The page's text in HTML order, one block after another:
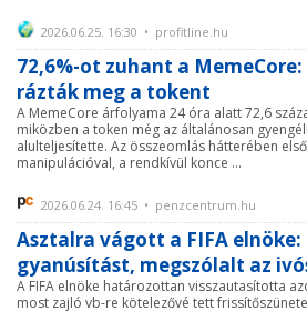
2026.06.25. 16:30 • profitline.hu
72,6%-ot zuhant a
rázták meg a tokent
A MemeCore árfolyama 24 óra alatt 72,6
miközben a token még az általánosan
alulteljesítette. Az összeomlás hátterében
manipulációval, a rendkívül konce ...
2026.06.24. 16:45 • penzcentrum.hu
Asztalra vágott a FIFA
gyanúsítást, megszólalt az
A FIFA elnöke határozottan visszautasította
most zajló vb-re kötelezővé tett